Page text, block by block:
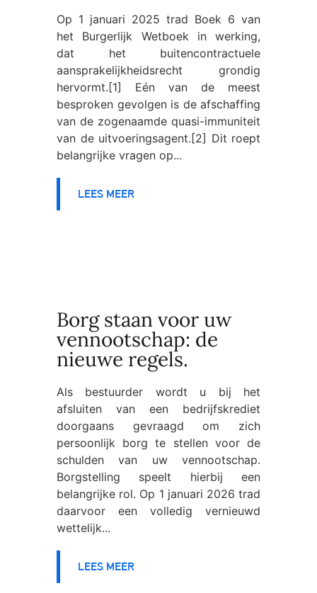
Op 1 januari 2025 trad Boek 6 van
het Burgerlijk Wetboek in werking,
dat het buitencontractuele
aansprakelijkheidsrecht grondig
hervormt.[1] Eén van de meest
besproken gevolgen is de afschaffing
van de zogenaamde quasi-immuniteit
van de uitvoeringsagent.[2] Dit roept
belangrijke vragen op...
LEES MEER
Borg staan voor uw
vennootschap: de
nieuwe regels.
Als bestuurder wordt u bij het
afsluiten van een bedrijfskrediet
doorgaans gevraagd om zich
persoonlijk borg te stellen voor de
schulden van uw vennootschap.
Borgstelling speelt hierbij een
belangrijke rol. Op 1 januari 2026 trad
daarvoor een volledig vernieuwd
wettelijk...
LEES MEER